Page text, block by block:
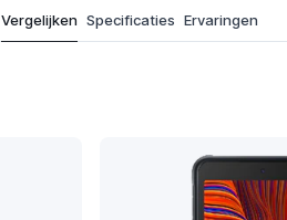
Vergelijken Specificaties Ervaringen